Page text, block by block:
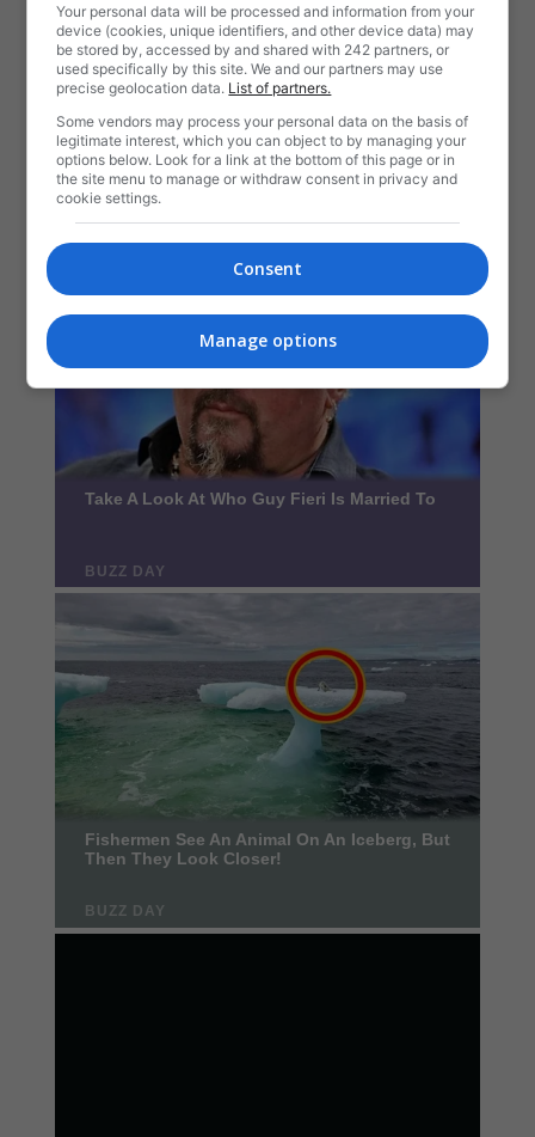
Your personal data will be processed and information from your
device (cookies, unique identifiers, and other device data) may
be stored by, accessed by and shared with 242 partners, or
used specifically by this site. We and our partners may use
precise geolocation data. List of partners.
Some vendors may process your personal data on the basis of
legitimate interest, which you can object to by managing your
options below. Look for a link at the bottom of this page or in
the site menu to manage or withdraw consent in privacy and
cookie settings.
Consent
Manage options